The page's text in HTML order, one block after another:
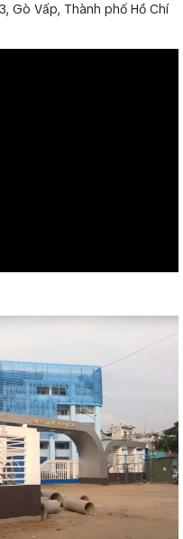
Gò Vấp, Thành phố Hồ Chí